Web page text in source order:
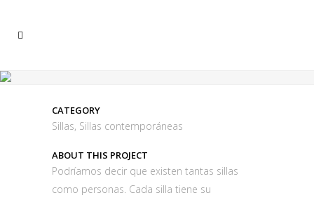
CATEGORY
Sillas, Sillas contemporáneas
ABOUT THIS PROJECT
Podríamos decir que existen tantas sillas
como personas. Cada silla tiene su